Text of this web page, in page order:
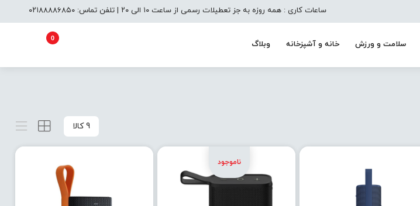
ساعات کاری : همه روزه به جز تعطیلات رسمی از ساعت ۱۰ الی ۲۰ | تلفن تماس: ۰۲۱۸۸۸۸۶۸۵۰
سلامت و ورزش خانه و آشپزخانه وبلاگ
0
9 کالا